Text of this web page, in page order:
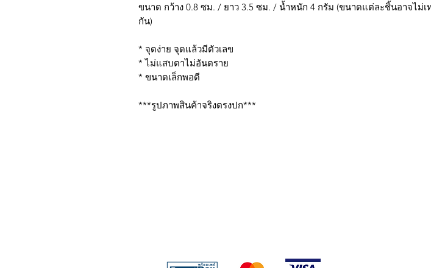
ขนาด กว้าง 0.8 ซม. / ยาว 3.5 ซม. / น้ำหนัก 4 กรัม (ขนาดแต่ละชิ้นอาจไม่เ
กัน)
* จุดง่าย จุดแล้วมีตัวเลข
* ไม่แสบตาไม่อันตราย
* ขนาดเล็กพอดี
***รูปภาพสินค้าจริงตรงปก***